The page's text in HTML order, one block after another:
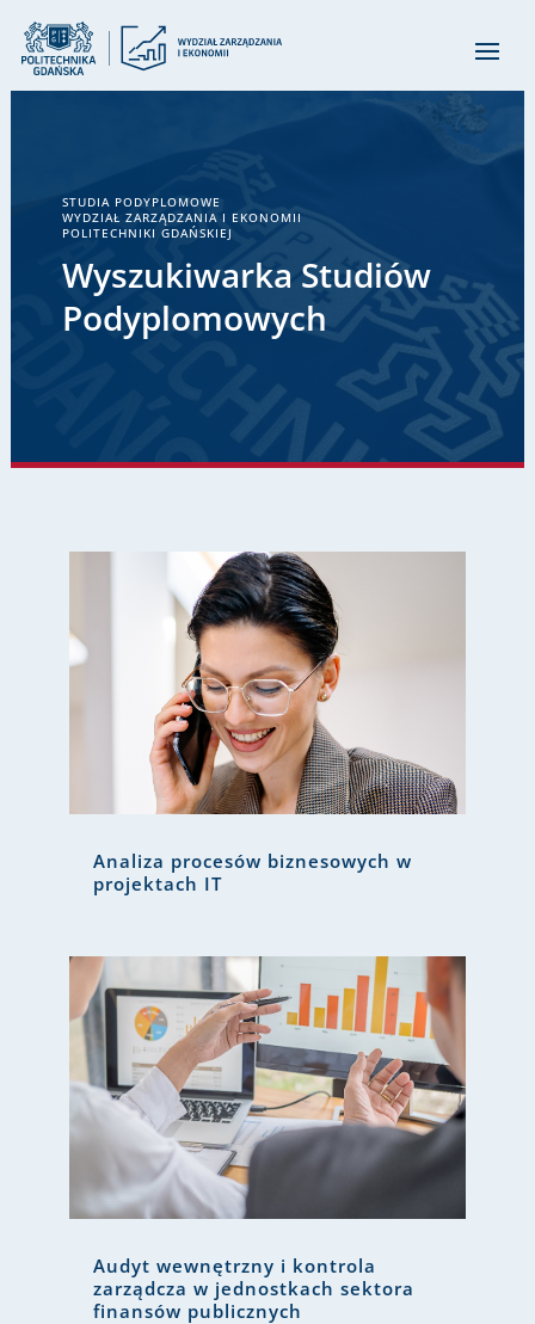
STUDIA PODYPLOMOWE
WYDZIAŁ ZARZĄDZANIA I EKONOMII
POLITECHNIKI GDAŃSKIEJ
Wyszukiwarka Studiów
Podyplomowych
Analiza procesów biznesowych w
projektach IT
Audyt wewnętrzny i kontrola
zarządcza w jednostkach sektora
finansów publicznych